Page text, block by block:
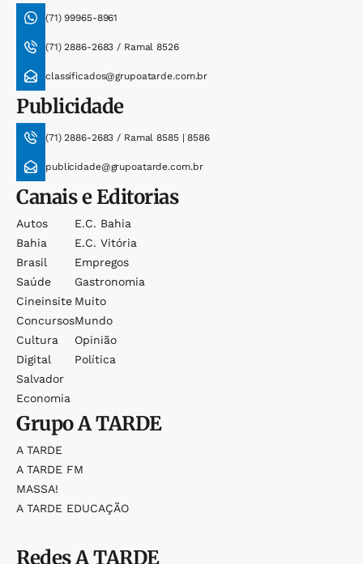
(71) 99965-8961
(71) 2886-2683 / Ramal 8526
classificados@grupoatarde.com.br
Publicidade
(71) 2886-2683 / Ramal 8585 | 8586
publicidade@grupoatarde.com.br
Canais e Editorias
Autos
Bahia
Brasil
Saúde
Cineinsite
Concursos
Cultura
Digital
Salvador
Economia
E.c. Bahia
E.c. Vitória
Empregos
Gastronomia
Muito
Mundo
Opinião
Política
GrupoA TARDE
A TARDE
A TARDE FM
MASSA!
A TARDE EDUCAÇÃO
RedesA TARDE